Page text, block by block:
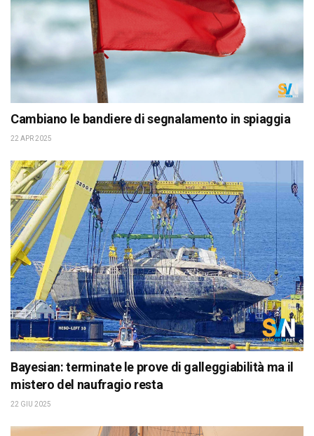
Cambiano le bandiere di segnalamento in spiaggia
22 APR 2025
Bayesian: terminate le prove di galleggiabilità ma il
mistero del naufragio resta
22 GIU 2025